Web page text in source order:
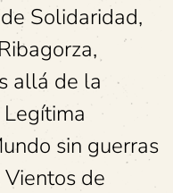
Solidaridad,
allá de la
sin guerras
Vientos de